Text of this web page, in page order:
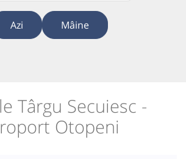
Azi Mâine
Târgu Secuiesc -
Otopeni